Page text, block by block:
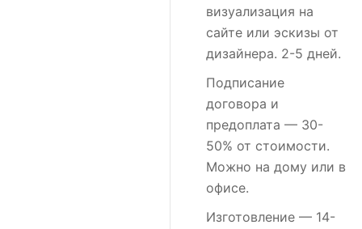
визуализация на
сайте или эскизы от
дизайнера. 2-5 дней.
Подписание
договора и
предоплата — 30-
50% от стоимости.
Можно на дому или в
офисе.
Изготовление — 14-